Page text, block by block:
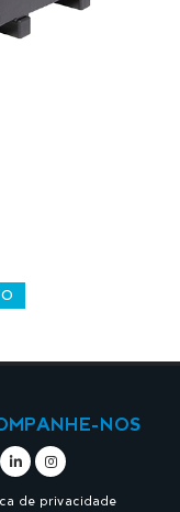
NOS
de privacidade